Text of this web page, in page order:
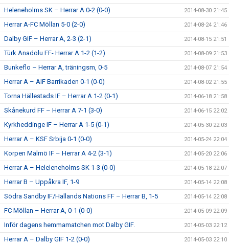
Heleneholms SK – Herrar A 0-2 (0-0) 2014-08-30 21:45
Herrar A-FC Möllan 5-0 (2-0) 2014-08-24 21:46
Dalby GIF – Herrar A, 2-3 (2-1) 2014-08-15 21:51
Türk Anadolu FF- Herrar A 1-2 (1-2) 2014-08-09 21:53
Bunkeflo – Herrar A, träningsm, 0-5 2014-08-07 21:54
Herrar A – AIF Barrikaden 0-1 (0-0) 2014-08-02 21:55
Torna Hällestads IF – Herrar A 1-2 (0-1) 2014-06-18 21:58
Skånekurd FF – Herrar A 7-1 (3-0) 2014-06-15 22:02
Kyrkheddinge IF – Herrar A 1-5 (0-1) 2014-05-30 22:03
Herrar A – KSF Srbija 0-1 (0-0) 2014-05-24 22:04
Korpen Malmö IF – Herrar A 4-2 (3-1) 2014-05-20 22:06
Herrar A – Heleleneholms SK 1-3 (0-0) 2014-05-18 22:07
Herrar B – Uppåkra IF, 1-9 2014-05-14 22:08
Södra Sandby IF/Hallands Nations FF – Herrar B, 1-5 2014-05-14 22:08
FC Möllan – Herrar A, 0-1 (0-0) 2014-05-09 22:09
Inför dagens hemmamatchen mot Dalby GIF. 2014-05-03 22:12
Herrar A – Dalby GIF 1-2 (0-0) 2014-05-03 22:10